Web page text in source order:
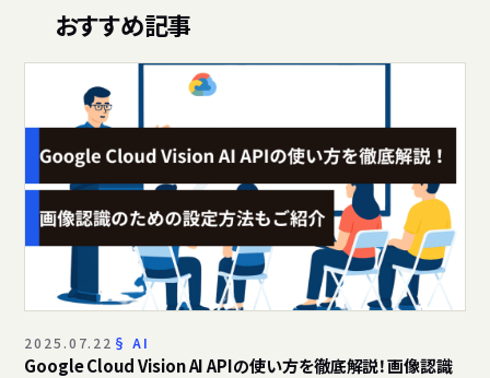
おすすめ記事
2025.07.22 AI
Google Cloud Vision AI APIの使い方を徹底解説！画像認識